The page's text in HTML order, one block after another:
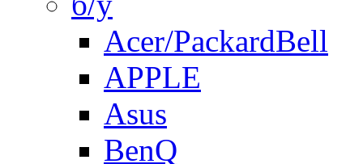
Acer/PackardBell
APPLE
Asus
BenQ